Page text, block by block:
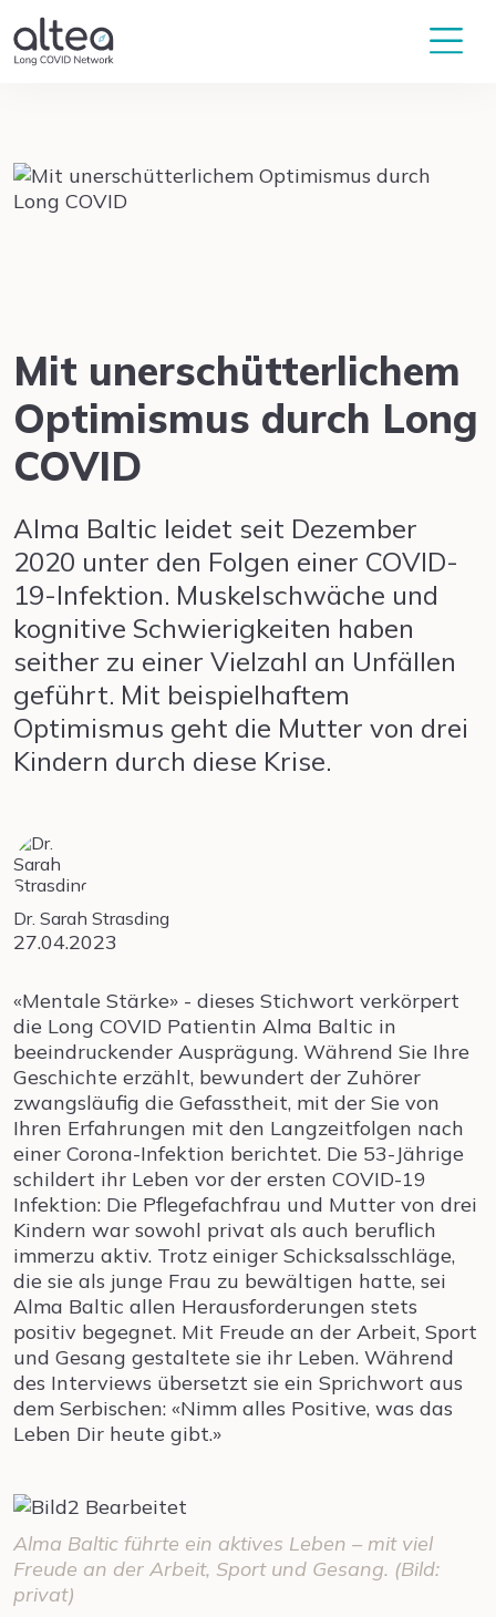
Mit unerschütterlichem
Optimismus durch Long
COVID
Alma Baltic leidet seit Dezember
2020 unter den Folgen einer COVID-
19-Infektion. Muskelschwäche und
kognitive Schwierigkeiten haben
seither zu einer Vielzahl an Unfällen
geführt. Mit beispielhaftem
Optimismus geht die Mutter von drei
Kindern durch diese Krise.
Dr. Sarah Strasding
27.04.2023
«Mentale Stärke» - dieses Stichwort verkörpert
die Long COVID Patientin Alma Baltic in
beeindruckender Ausprägung. Während Sie Ihre
Geschichte erzählt, bewundert der Zuhörer
zwangsläufig die Gefasstheit, mit der Sie von
Ihren Erfahrungen mit den Langzeitfolgen nach
einer Corona-Infektion berichtet. Die 53-Jährige
schildert ihr Leben vor der ersten COVID-19
Infektion: Die Pflegefachfrau und Mutter von drei
Kindern war sowohl privat als auch beruflich
immerzu aktiv. Trotz einiger Schicksalsschläge,
die sie als junge Frau zu bewältigen hatte, sei
Alma Baltic allen Herausforderungen stets
positiv begegnet. Mit Freude an der Arbeit, Sport
und Gesang gestaltete sie ihr Leben. Während
des Interviews übersetzt sie ein Sprichwort aus
dem Serbischen: «Nimm alles Positive, was das
Leben Dir heute gibt.»
Alma Baltic führte ein aktives Leben – mit viel
Freude an der Arbeit, Sport und Gesang. (Bild:
privat)